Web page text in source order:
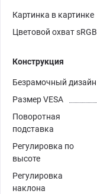
Картинка в картинке
Цветовой охват sRGB
Конструкция
Безрамочный дизайн
Размер VESA
Поворотная
подставка
Регулировка по
высоте
Регулировка
наклона